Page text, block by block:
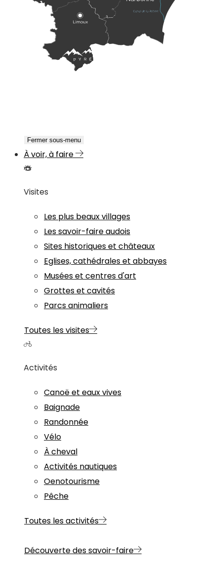
Fermer sous-menu
À voir, à faire
Visites
Les plus beaux villages
Les savoir-faire audois
Sites historiques et châteaux
Eglises, cathédrales et abbayes
Musées et centres d'art
Grottes et cavités
Parcs animaliers
Toutes les visites
Activités
Canoë et eaux vives
Baignade
Randonnée
Vélo
À cheval
Activités nautiques
Oenotourisme
Pêche
Toutes les activités
Découverte des savoir-faire